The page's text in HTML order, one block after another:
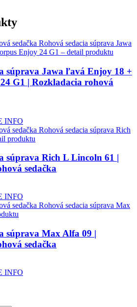
súprava Jawa ľavá Enjoy 18 +
G1 | Rozkladacia rohová
INFO
súprava Rich L Lincoln 61 |
sedačka
INFO
súprava Max Alfa 09 |
sedačka
INFO